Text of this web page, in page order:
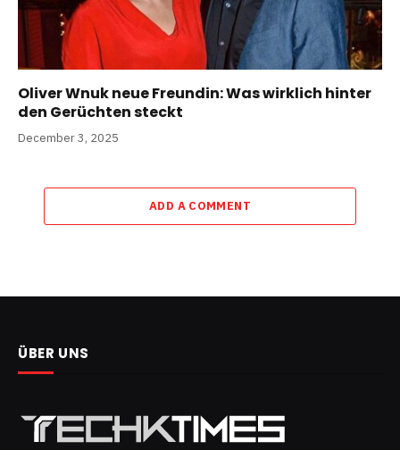
Oliver Wnuk neue Freundin: Was wirklich hinter
den Gerüchten steckt
December 3, 2025
ADD A COMMENT
ÜBER UNS